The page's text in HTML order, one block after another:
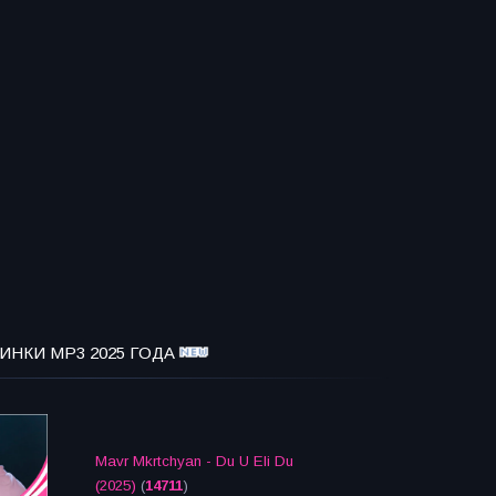
MP3 2025 ГОДА
Mavr Mkrtchyan - Du U Eli Du
(2025) (14711)